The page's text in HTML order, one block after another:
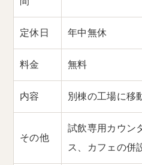
定休日 年中無休
料金 無料
内容 別棟の工場に移
その他
試飲専用カウン
ス、カフェの併